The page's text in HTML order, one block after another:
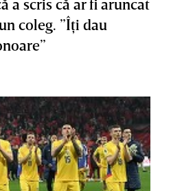
coleg. ”Îţi dau